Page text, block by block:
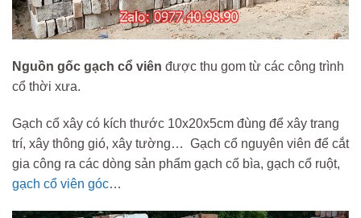
Nguồn gốc gạch cổ viên được thu gom từ các công trình
cổ thời xưa.
Gạch cổ xây có kích thước 10x20x5cm đùng để xây trang
trí, xây thông gió, xây tường… Gạch cổ nguyên viên để cắt
gia công ra các dòng sản phẩm gạch cổ bìa, gạch cổ ruột,
gạch cổ viên góc…